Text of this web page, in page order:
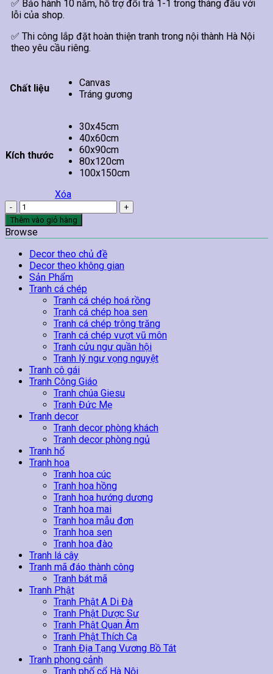
✅ Bảo hành 10 năm, hỗ trợ đổi trả 1-1 trong tháng đầu với
lỗi của shop.
✅ Thi công lắp đặt hoàn thiện tranh trong nội thành Hà Nội
theo yêu cầu riêng.
Chất liệu
Canvas
Tráng gương
Kích thước
30x45cm
40x60cm
60x90cm
80x120cm
100x150cm
Xóa
Tranh
Chúa
Phục
Sinh
số
lượng
Thêm vào giỏ hàng
Browse
Decor theo chủ đề
Decor theo không gian
Sản Phẩm
Tranh cá chép
Tranh cá chép hoá rồng
Tranh cá chép hoa sen
Tranh cá chép trông trăng
Tranh cá chép vượt vũ môn
Tranh cửu ngư quần hội
Tranh lý ngư vọng nguyệt
Tranh cô gái
Tranh Công Giáo
Tranh chúa Giesu
Tranh Đức Mẹ
Tranh decor
Tranh decor phòng khách
Tranh decor phòng ngủ
Tranh hổ
Tranh hoa
Tranh hoa cúc
Tranh hoa hồng
Tranh hoa hướng dương
Tranh hoa mai
Tranh hoa mẫu đơn
Tranh hoa sen
Tranh hoa đào
Tranh lá cây
Tranh mã đáo thành công
Tranh bát mã
Tranh Phật
Tranh Phật A Di Đà
Tranh Phật Dược Sư
Tranh Phật Quan Âm
Tranh Phật Thích Ca
Tranh Địa Tạng Vương Bồ Tát
Tranh phong cảnh
Tranh phố cổ Hà Nội